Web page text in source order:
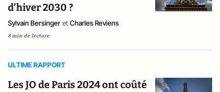
d’hiver 2030 ?
Sylvain Bersinger et Charles Reviens
8 min de lecture
ULTIME RAPPORT
Les JO de Paris 2024 ont coûté